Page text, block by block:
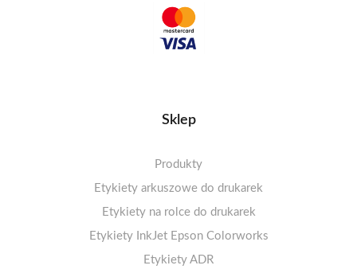
Sklep
Produkty
Etykiety arkuszowe do drukarek
Arkusze A4 matowe
1-4 etykiet na arkuszu
5-10 etykiet na arkuszu
Arkusze A4 błyszczące
Arkusze A4 matowe – kółka
Etykiety na rolce do drukarek
Etykiety termiczne ECO 100-110mm
Etykiety termiczne ECO 50-99mm
Etykiety InkJet Epson Colorworks
Etykiety ADR